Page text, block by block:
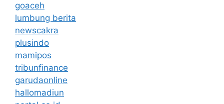
goaceh
lumbung berita
newscakra
plusindo
mamipos
tribunfinance
garudaonline
hallomadiun